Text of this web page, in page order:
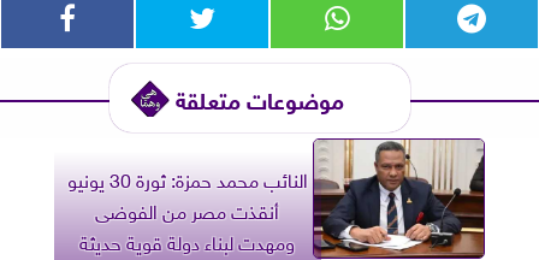
موضوعات متعلقة
النائب محمد حمزة: ثورة 30 يونيو
أنقذت مصر من الفوضى
ومهدت لبناء دولة قوية حديثة